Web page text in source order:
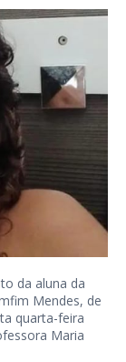
da aluna da
Mendes, de
quarta-feira
Maria